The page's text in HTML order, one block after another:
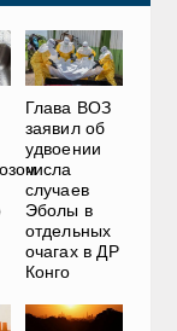
Глава ВОЗ
заявил об
удвоении
числа
случаев
Эболы в
отдельных
очагах в ДР
Конго